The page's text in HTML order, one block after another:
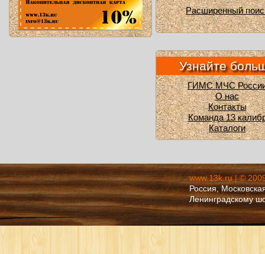
Расширенный
Узнайте
ГИМС МЧС
О нас
Контакты
Команда 13
Каталоги
www.13k.ru | ©
Россия,
Ленинградскому